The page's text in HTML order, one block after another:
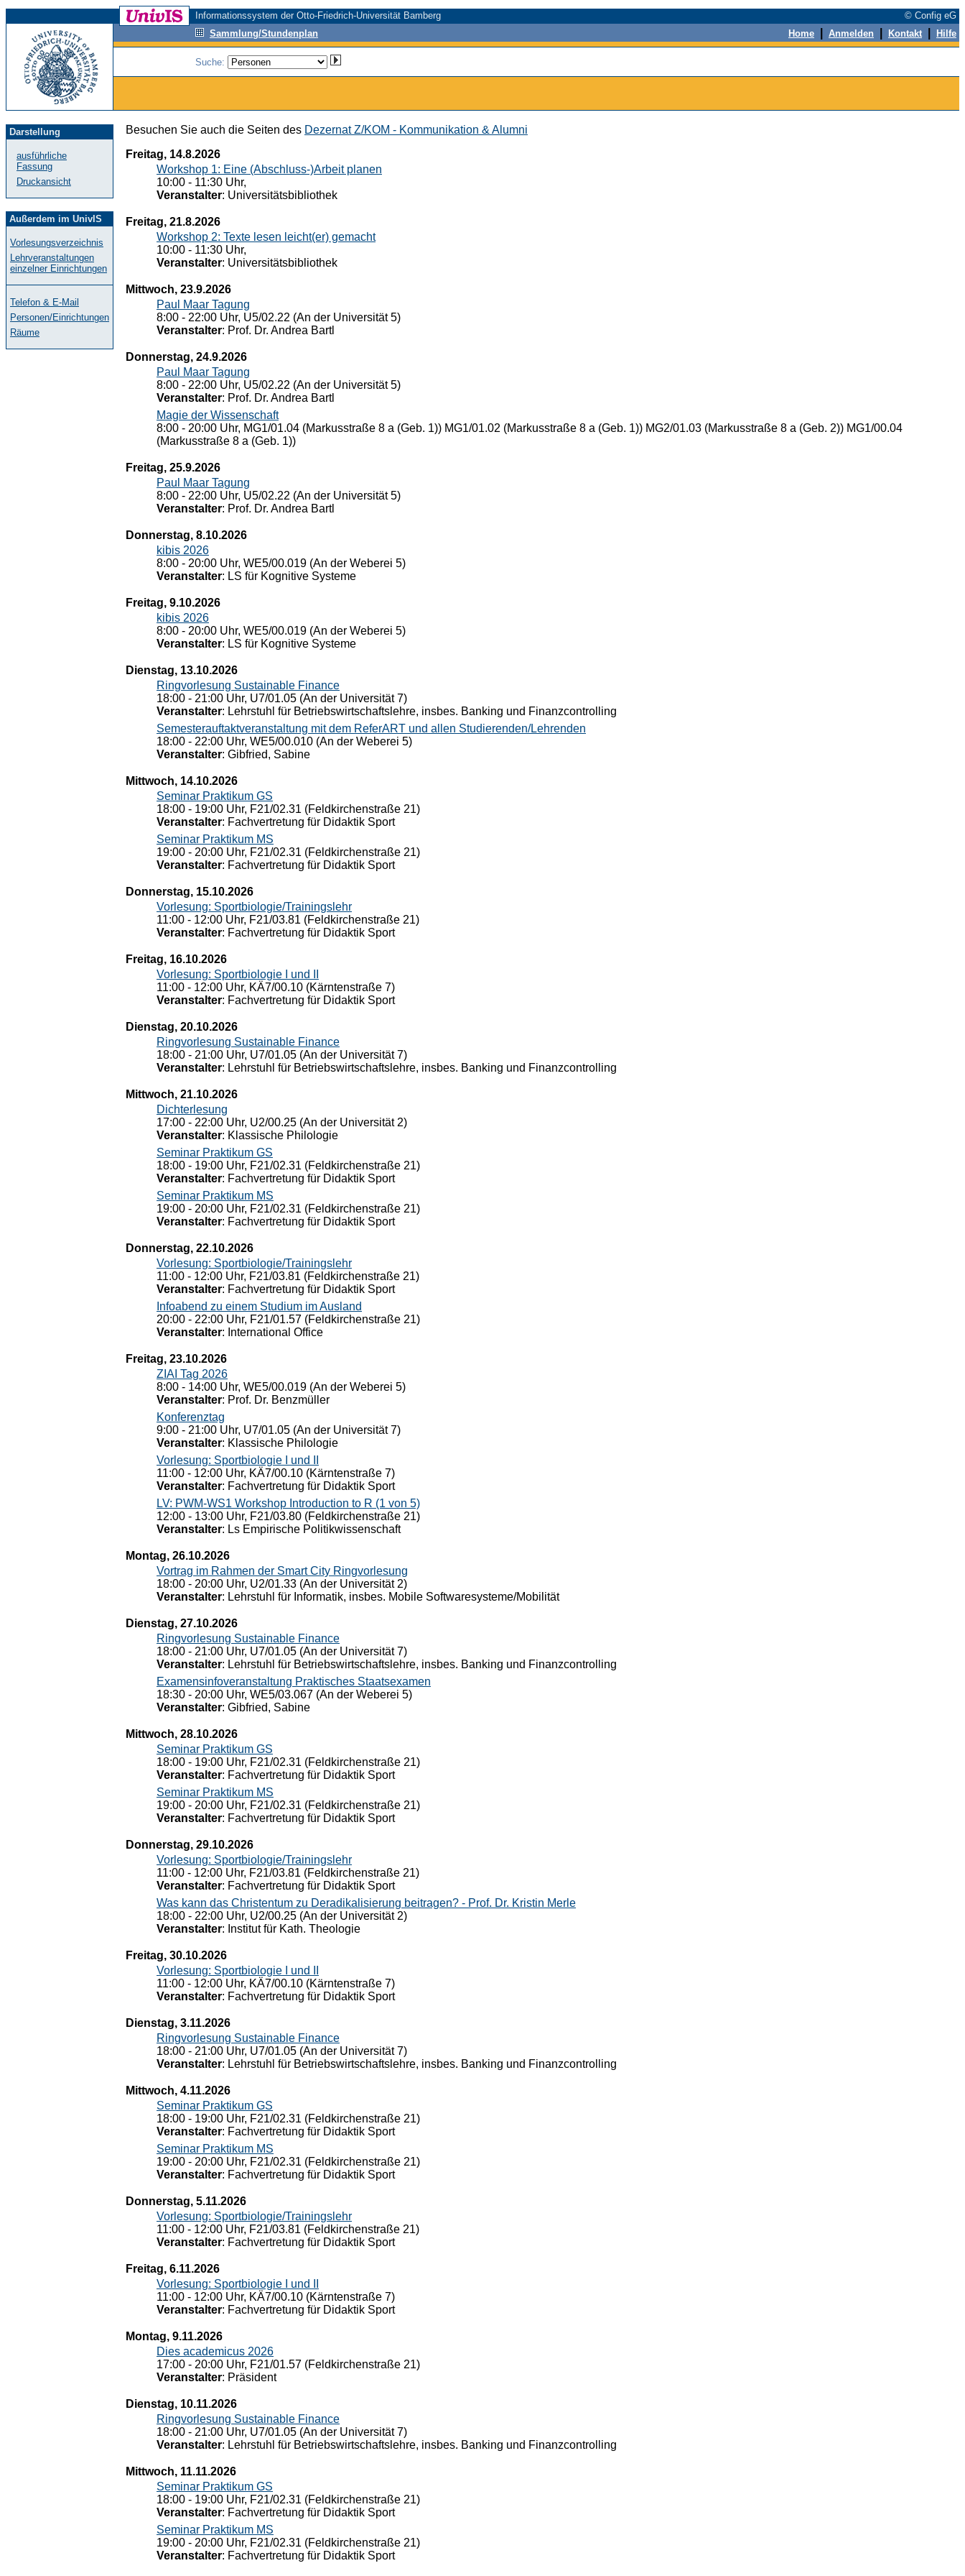
Informationssystem der Otto-Friedrich-Universität Bamberg
© Config eG
Sammlung/Stundenplan
Home Anmelden Kontakt Hilfe
Suche:
Darstellung
ausführliche
Fassung
Druckansicht
Außerdem im UnivIS
Vorlesungsverzeichnis
Lehrveranstaltungen
einzelner Einrichtungen
Telefon & E-Mail
Personen/Einrichtungen
Räume
Besuchen Sie auch die Seiten des Dezernat Z/KOM - Kommunikation & Alumni
Freitag, 14.8.2026
Workshop 1: Eine (Abschluss-)Arbeit planen
10:00 - 11:30 Uhr,
Veranstalter: Universitätsbibliothek
Freitag, 21.8.2026
Workshop 2: Texte lesen leicht(er) gemacht
10:00 - 11:30 Uhr,
Veranstalter: Universitätsbibliothek
Mittwoch, 23.9.2026
Paul Maar Tagung
8:00 - 22:00 Uhr, U5/02.22 (An der Universität 5)
Veranstalter: Prof. Dr. Andrea Bartl
Donnerstag, 24.9.2026
Paul Maar Tagung
8:00 - 22:00 Uhr, U5/02.22 (An der Universität 5)
Veranstalter: Prof. Dr. Andrea Bartl
Magie der Wissenschaft
8:00 - 20:00 Uhr, MG1/01.04 (Markusstraße 8 a (Geb. 1)) MG1/01.02 (Markusstraße 8 a (Geb. 1)) MG2/01.03 (Markusstraße 8 a (Geb. 2)) MG1/00.04
(Markusstraße 8 a (Geb. 1))
Freitag, 25.9.2026
Paul Maar Tagung
8:00 - 22:00 Uhr, U5/02.22 (An der Universität 5)
Veranstalter: Prof. Dr. Andrea Bartl
Donnerstag, 8.10.2026
kibis 2026
8:00 - 20:00 Uhr, WE5/00.019 (An der Weberei 5)
Veranstalter: LS für Kognitive Systeme
Freitag, 9.10.2026
kibis 2026
8:00 - 20:00 Uhr, WE5/00.019 (An der Weberei 5)
Veranstalter: LS für Kognitive Systeme
Dienstag, 13.10.2026
Ringvorlesung Sustainable Finance
18:00 - 21:00 Uhr, U7/01.05 (An der Universität 7)
Veranstalter: Lehrstuhl für Betriebswirtschaftslehre, insbes. Banking und Finanzcontrolling
Semesterauftaktveranstaltung mit dem ReferART und allen Studierenden/Lehrenden
18:00 - 22:00 Uhr, WE5/00.010 (An der Weberei 5)
Veranstalter: Gibfried, Sabine
Mittwoch, 14.10.2026
Seminar Praktikum GS
18:00 - 19:00 Uhr, F21/02.31 (Feldkirchenstraße 21)
Veranstalter: Fachvertretung für Didaktik Sport
Seminar Praktikum MS
19:00 - 20:00 Uhr, F21/02.31 (Feldkirchenstraße 21)
Veranstalter: Fachvertretung für Didaktik Sport
Donnerstag, 15.10.2026
Vorlesung: Sportbiologie/Trainingslehr
11:00 - 12:00 Uhr, F21/03.81 (Feldkirchenstraße 21)
Veranstalter: Fachvertretung für Didaktik Sport
Freitag, 16.10.2026
Vorlesung: Sportbiologie I und II
11:00 - 12:00 Uhr, KÄ7/00.10 (Kärntenstraße 7)
Veranstalter: Fachvertretung für Didaktik Sport
Dienstag, 20.10.2026
Ringvorlesung Sustainable Finance
18:00 - 21:00 Uhr, U7/01.05 (An der Universität 7)
Veranstalter: Lehrstuhl für Betriebswirtschaftslehre, insbes. Banking und Finanzcontrolling
Mittwoch, 21.10.2026
Dichterlesung
17:00 - 22:00 Uhr, U2/00.25 (An der Universität 2)
Veranstalter: Klassische Philologie
Seminar Praktikum GS
18:00 - 19:00 Uhr, F21/02.31 (Feldkirchenstraße 21)
Veranstalter: Fachvertretung für Didaktik Sport
Seminar Praktikum MS
19:00 - 20:00 Uhr, F21/02.31 (Feldkirchenstraße 21)
Veranstalter: Fachvertretung für Didaktik Sport
Donnerstag, 22.10.2026
Vorlesung: Sportbiologie/Trainingslehr
11:00 - 12:00 Uhr, F21/03.81 (Feldkirchenstraße 21)
Veranstalter: Fachvertretung für Didaktik Sport
Infoabend zu einem Studium im Ausland
20:00 - 22:00 Uhr, F21/01.57 (Feldkirchenstraße 21)
Veranstalter: International Office
Freitag, 23.10.2026
ZIAI Tag 2026
8:00 - 14:00 Uhr, WE5/00.019 (An der Weberei 5)
Veranstalter: Prof. Dr. Benzmüller
Konferenztag
9:00 - 21:00 Uhr, U7/01.05 (An der Universität 7)
Veranstalter: Klassische Philologie
Vorlesung: Sportbiologie I und II
11:00 - 12:00 Uhr, KÄ7/00.10 (Kärntenstraße 7)
Veranstalter: Fachvertretung für Didaktik Sport
LV: PWM-WS1 Workshop Introduction to R (1 von 5)
12:00 - 13:00 Uhr, F21/03.80 (Feldkirchenstraße 21)
Veranstalter: Ls Empirische Politikwissenschaft
Montag, 26.10.2026
Vortrag im Rahmen der Smart City Ringvorlesung
18:00 - 20:00 Uhr, U2/01.33 (An der Universität 2)
Veranstalter: Lehrstuhl für Informatik, insbes. Mobile Softwaresysteme/Mobilität
Dienstag, 27.10.2026
Ringvorlesung Sustainable Finance
18:00 - 21:00 Uhr, U7/01.05 (An der Universität 7)
Veranstalter: Lehrstuhl für Betriebswirtschaftslehre, insbes. Banking und Finanzcontrolling
Examensinfoveranstaltung Praktisches Staatsexamen
18:30 - 20:00 Uhr, WE5/03.067 (An der Weberei 5)
Veranstalter: Gibfried, Sabine
Mittwoch, 28.10.2026
Seminar Praktikum GS
18:00 - 19:00 Uhr, F21/02.31 (Feldkirchenstraße 21)
Veranstalter: Fachvertretung für Didaktik Sport
Seminar Praktikum MS
19:00 - 20:00 Uhr, F21/02.31 (Feldkirchenstraße 21)
Veranstalter: Fachvertretung für Didaktik Sport
Donnerstag, 29.10.2026
Vorlesung: Sportbiologie/Trainingslehr
11:00 - 12:00 Uhr, F21/03.81 (Feldkirchenstraße 21)
Veranstalter: Fachvertretung für Didaktik Sport
Was kann das Christentum zu Deradikalisierung beitragen? - Prof. Dr. Kristin Merle
18:00 - 22:00 Uhr, U2/00.25 (An der Universität 2)
Veranstalter: Institut für Kath. Theologie
Freitag, 30.10.2026
Vorlesung: Sportbiologie I und II
11:00 - 12:00 Uhr, KÄ7/00.10 (Kärntenstraße 7)
Veranstalter: Fachvertretung für Didaktik Sport
Dienstag, 3.11.2026
Ringvorlesung Sustainable Finance
18:00 - 21:00 Uhr, U7/01.05 (An der Universität 7)
Veranstalter: Lehrstuhl für Betriebswirtschaftslehre, insbes. Banking und Finanzcontrolling
Mittwoch, 4.11.2026
Seminar Praktikum GS
18:00 - 19:00 Uhr, F21/02.31 (Feldkirchenstraße 21)
Veranstalter: Fachvertretung für Didaktik Sport
Seminar Praktikum MS
19:00 - 20:00 Uhr, F21/02.31 (Feldkirchenstraße 21)
Veranstalter: Fachvertretung für Didaktik Sport
Donnerstag, 5.11.2026
Vorlesung: Sportbiologie/Trainingslehr
11:00 - 12:00 Uhr, F21/03.81 (Feldkirchenstraße 21)
Veranstalter: Fachvertretung für Didaktik Sport
Freitag, 6.11.2026
Vorlesung: Sportbiologie I und II
11:00 - 12:00 Uhr, KÄ7/00.10 (Kärntenstraße 7)
Veranstalter: Fachvertretung für Didaktik Sport
Montag, 9.11.2026
Dies academicus 2026
17:00 - 20:00 Uhr, F21/01.57 (Feldkirchenstraße 21)
Veranstalter: Präsident
Dienstag, 10.11.2026
Ringvorlesung Sustainable Finance
18:00 - 21:00 Uhr, U7/01.05 (An der Universität 7)
Veranstalter: Lehrstuhl für Betriebswirtschaftslehre, insbes. Banking und Finanzcontrolling
Mittwoch, 11.11.2026
Seminar Praktikum GS
18:00 - 19:00 Uhr, F21/02.31 (Feldkirchenstraße 21)
Veranstalter: Fachvertretung für Didaktik Sport
Seminar Praktikum MS
19:00 - 20:00 Uhr, F21/02.31 (Feldkirchenstraße 21)
Veranstalter: Fachvertretung für Didaktik Sport